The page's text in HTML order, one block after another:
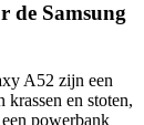
de Samsung
A52 zijn een
krassen en stoten,
powerbank